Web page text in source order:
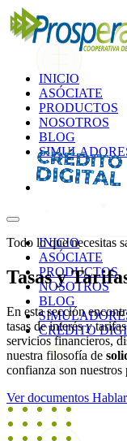
INICIO
ASÓCIATE
PRODUCTOS
NOSOTROS
BLOG
INICIO
ASÓCIATE
PRODUCTOS
NOSOTROS
BLOG
CRÉDITO
Todo lo que necesitas
Tasas y
En esta sección
tasas de interés y
servicios financieros,
nuestra filosofía de
confianza son nuestros
Ver documentos